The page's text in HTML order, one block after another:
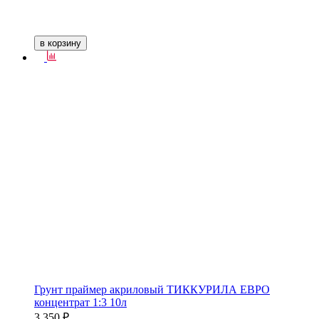
в корзину
Грунт праймер акриловый ТИККУРИЛА ЕВРО
концентрат 1:3 10л